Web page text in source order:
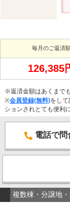
毎月のご返済
126,385
※返済金額はあくまで
※会員登録(無料)をして
ションされとても便利
電話で問
複数棟・分譲地